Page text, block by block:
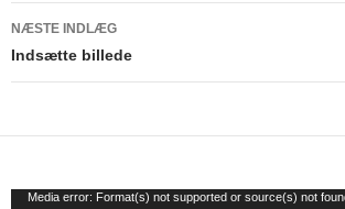
NÆSTE INDLÆG
Indsætte billede
Videoafspiller
Media error: Format(s) not supported or source(s) not